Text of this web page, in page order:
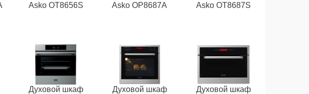
Asko OT8656S
Asko OP8687A
Asko OT8687S
Духовой шкаф
Духовой шкаф
Духовой шкаф